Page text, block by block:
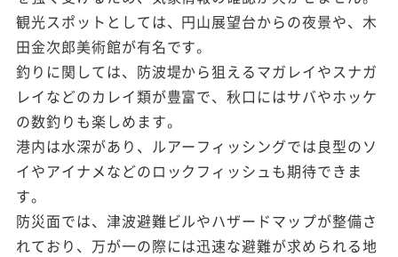
観光スポットとしては、円山展望台からの夜景や、木
田金次郎美術館が有名です。
釣りに関しては、防波堤から狙えるマガレイやスナガ
レイなどのカレイ類が豊富で、秋口にはサバやホッケ
の数釣りも楽しめます。
港内は水深があり、ルアーフィッシングでは良型のソ
イやアイナメなどのロックフィッシュも期待できま
す。
防災面では、津波避難ビルやハザードマップが整備さ
れており、万が一の際には迅速な避難が求められる地